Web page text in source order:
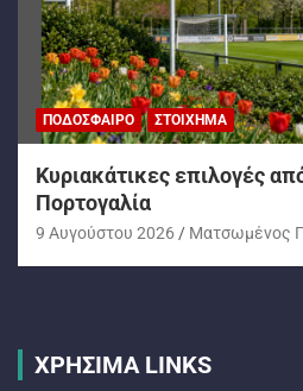
ΠΟΔΌΣΦΑΙΡΟ ΣΤΟΊΧΗΜΑ
Kυριακάτικες επιλογές
Πορτογαλία
9 Αυγούστου 2026 Ματσωμένος
ΧΡΗΣΙΜΑ LINKS